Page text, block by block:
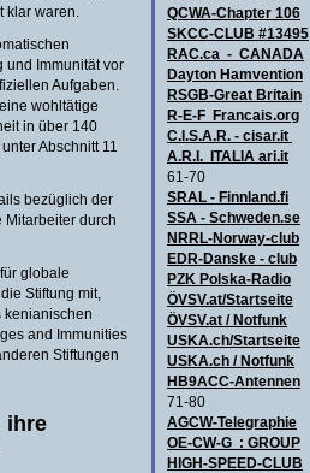
QCWA-Chapter 106
SKCC-CLUB #13495
RAC.ca - CANADA
Dayton Hamvention
RSGB-Great Britain
R-E-F Francais.org
C.I.S.A.R. - cisar.it
A.R.I. ITALIA ari.it
61-70
SRAL - Finnland.fi
SSA - Schweden.se
NRRL-Norway-club
EDR-Danske - club
PZK Polska-Radio
ÖVSV.at/Startseite
ÖVSV.at / Notfunk
USKA.ch/Startseite
USKA.ch / Notfunk
HB9ACC-Antennen
71-80
AGCW-Telegraphie
OE-CW-G : GROUP
HIGH-SPEED-CLUB
klar waren.
und Immunität vor
Aufgaben.
wohltätige
in über 140
Abschnitt 11
bezüglich der
Mitarbeiter durch
globale
Stiftung mit,
kenianischen
and Immunities
Stiftungen
ihre